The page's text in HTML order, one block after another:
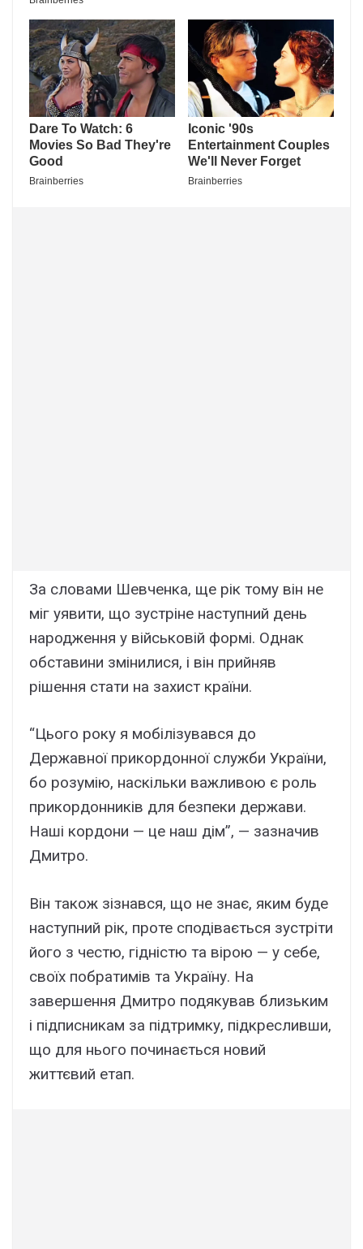
За словами Шевченка, ще рік тому він не
міг уявити, що зустріне наступний день
народження у військовій формі. Однак
обставини змінилися, і він прийняв
рішення стати на захист країни.
“Цього року я мобілізувався до
Державної прикордонної служби України,
бо розумію, наскільки важливою є роль
прикордонників для безпеки держави.
Наші кордони — це наш дім”, — зазначив
Дмитро.
Він також зізнався, що не знає, яким буде
наступний рік, проте сподівається зустріти
його з честю, гідністю та вірою — у себе,
своїх побратимів та Україну. На
завершення Дмитро подякував близьким
і підписникам за підтримку, підкресливши,
що для нього починається новий
життєвий етап.